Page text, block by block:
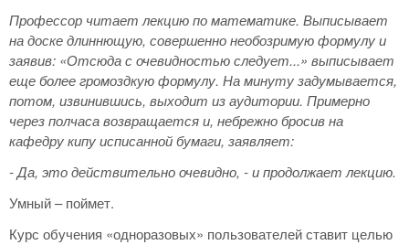
Профессор читает лекцию по математике. Выписывает
на доске длиннющую, совершенно необозримую формулу и
заявив: «Отсюда с очевидностью следует...» выписывает
еще более громоздкую формулу. На минуту задумывается,
потом, извинившись, выходит из аудитории. Примерно
через полчаса возвращается и, небрежно бросив на
кафедру кипу исписанной бумаги, заявляет:
- Да, это действительно очевидно, - и продолжает лекцию.
Умный – поймет.
Курс обучения «одноразовых» пользователей ставит целью